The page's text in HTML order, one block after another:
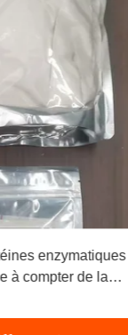
enzymatiques
à compter de la